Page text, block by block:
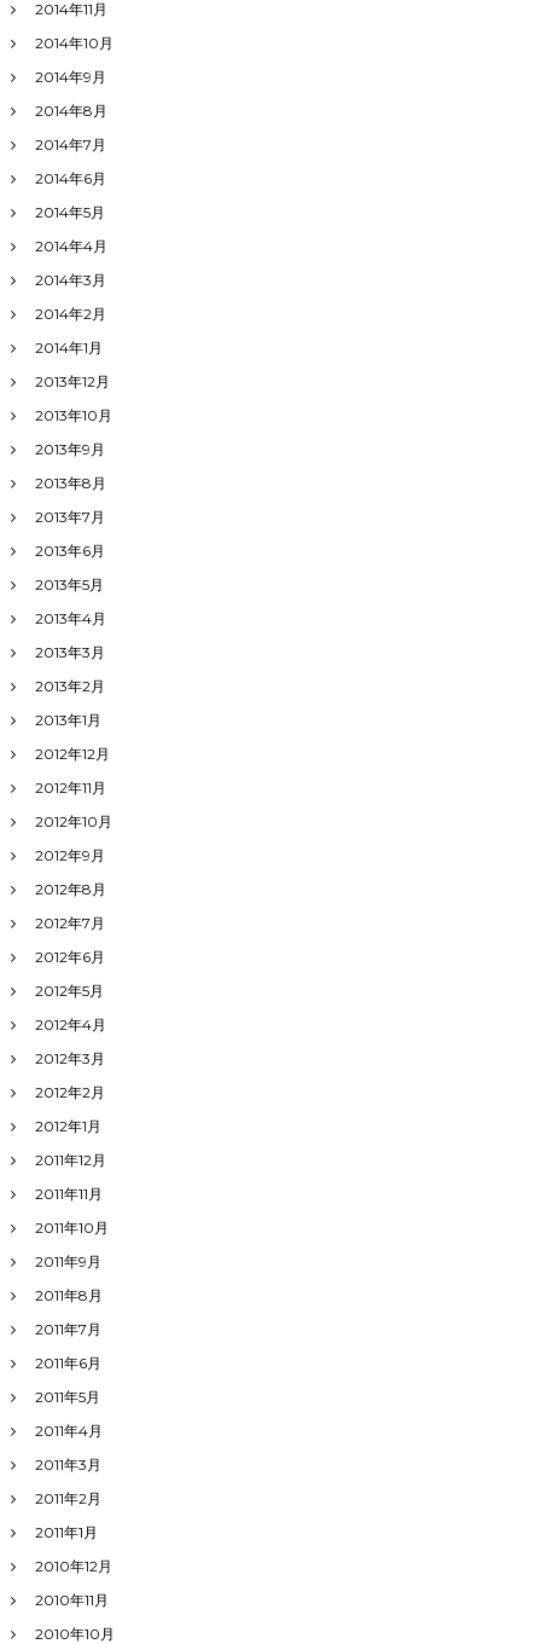
2014年11月
2014年10月
2014年9月
2014年8月
2014年7月
2014年6月
2014年5月
2014年4月
2014年3月
2014年2月
2014年1月
2013年12月
2013年10月
2013年9月
2013年8月
2013年7月
2013年6月
2013年5月
2013年4月
2013年3月
2013年2月
2013年1月
2012年12月
2012年11月
2012年10月
2012年9月
2012年8月
2012年7月
2012年6月
2012年5月
2012年4月
2012年3月
2012年2月
2012年1月
2011年12月
2011年11月
2011年10月
2011年9月
2011年8月
2011年7月
2011年6月
2011年5月
2011年4月
2011年3月
2011年2月
2011年1月
2010年12月
2010年11月
2010年10月